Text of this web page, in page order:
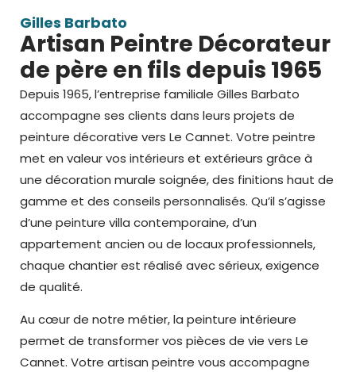
Gilles Barbato
Artisan Peintre Décorateur
de père en fils depuis 1965
Depuis 1965, l’entreprise familiale Gilles Barbato
accompagne ses clients dans leurs projets de
peinture décorative vers Le Cannet. Votre peintre
met en valeur vos intérieurs et extérieurs grâce à
une décoration murale soignée, des finitions haut de
gamme et des conseils personnalisés. Qu’il s’agisse
d’une peinture villa contemporaine, d’un
appartement ancien ou de locaux professionnels,
chaque chantier est réalisé avec sérieux, exigence
de qualité.
Au cœur de notre métier, la peinture intérieure
permet de transformer vos pièces de vie vers Le
Cannet. Votre artisan peintre vous accompagne